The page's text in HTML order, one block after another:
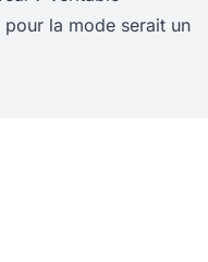
la mode serait un